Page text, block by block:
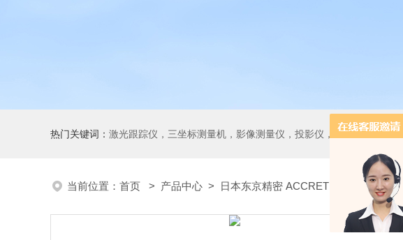
热门关键词： 激光跟踪仪，三坐标测量机，影像测量仪，投影仪，工具显微镜，粗糙度仪、轮廓仪，圆度圆柱度仪，齿轮啮合仪，齿轮检测中心，测高仪，测长仪，激光测径仪，气动量仪，
当前位置： 首页 > 产品中心 > 日本东京精密 ACCRETECH >东京精